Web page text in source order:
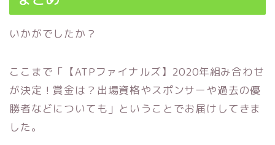
いかがでしたか？
ここまで「【ATPファイナルズ】2020年組み合わせ
が決定！賞金は？出場資格やスポンサーや過去の優
勝者などについても」ということでお届けしてきま
した。